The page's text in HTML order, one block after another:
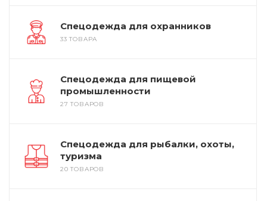
Спецодежда для охранников
33 ТОВАРА
Спецодежда для пищевой
промышленности
27 ТОВАРОВ
Спецодежда для рыбалки, охоты,
туризма
20 ТОВАРОВ